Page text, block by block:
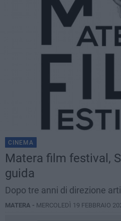
CINEMA
Matera film festival,
guida
Dopo tre anni di direzione
MATERA - MERCOLEDÌ 19 FEBBRAIO